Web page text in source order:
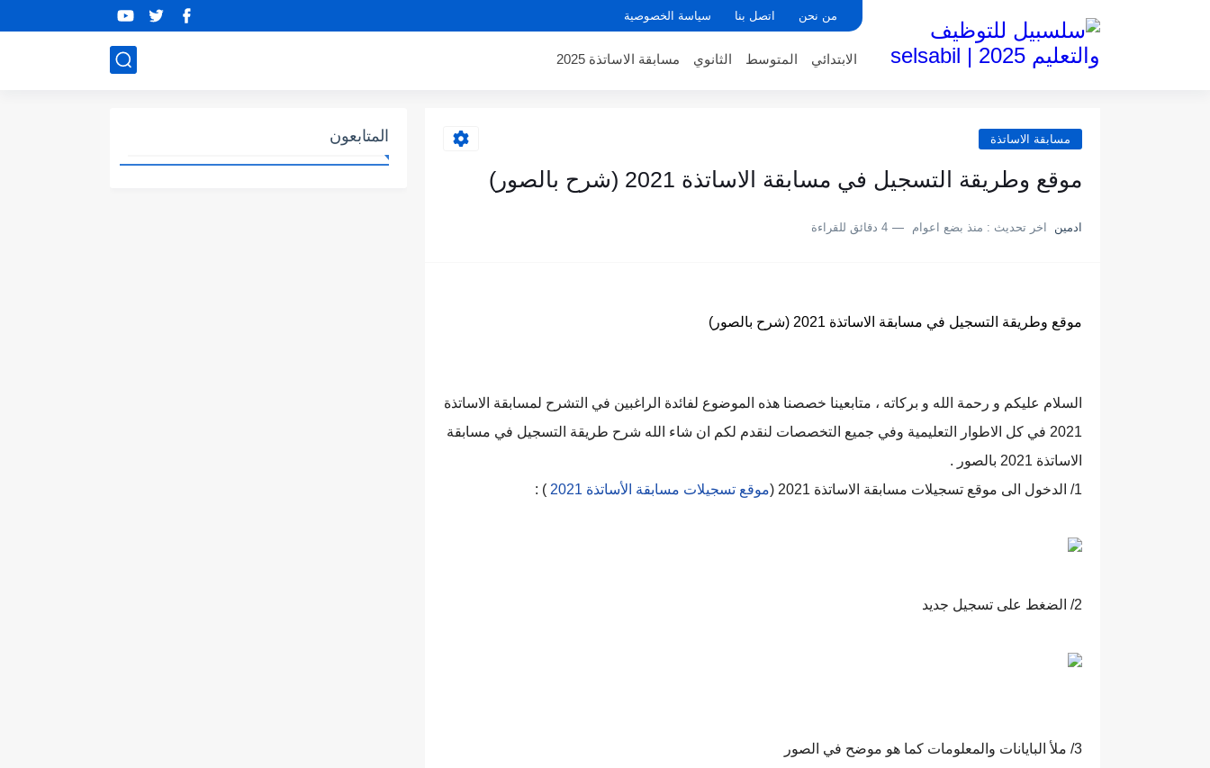
من نحن اتصل بنا سياسة الخصوصية
الابتدائي المتوسط الثانوي مسابقة الاساتذة 2025
مسابقة الاساتذة
موقع وطريقة التسجيل في مسابقة الاساتذة 2021 (شرح بالصور)
ادمين اخر تحديث : منذ بضع اعوام 4 دقائق للقراءة
موقع وطريقة التسجيل في مسابقة الاساتذة 2021 (شرح بالصور)
السلام عليكم و رحمة الله و بركاته ، متابعينا خصصنا هذه الموضوع لفائدة الراغبين في التشرح لمسابقة الاساتذة
2021 في كل الاطوار التعليمية وفي جميع التخصصات لنقدم لكم ان شاء الله شرح طريقة التسجيل في مسابقة
الاساتذة 2021 بالصور .
1/ الدخول الى موقع تسجيلات مسابقة الاساتذة 2021 (
موقع تسجيلات مسابقة الأساتذة 2021 ) :
2/ الضغط على تسجيل جديد
3/ ملأ البايانات والمعلومات كما هو موضح في الصور
المتابعون